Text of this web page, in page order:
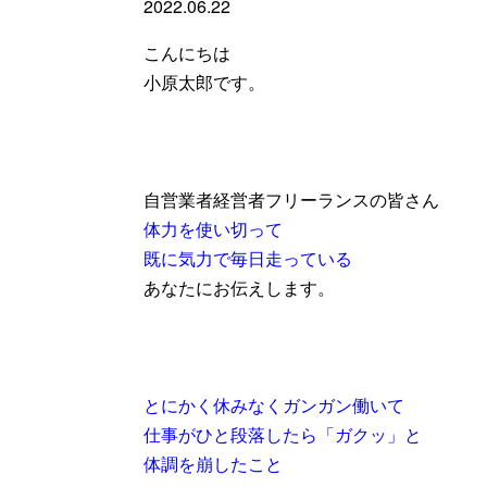
2022.06.22
こんにちは
小原太郎です。
自営業者経営者フリーランスの皆さん
体力を使い切って
既に気力で毎日走っている
あなたにお伝えします。
とにかく休みなくガンガン働いて
仕事がひと段落したら「ガクッ」と
体調を崩したこと